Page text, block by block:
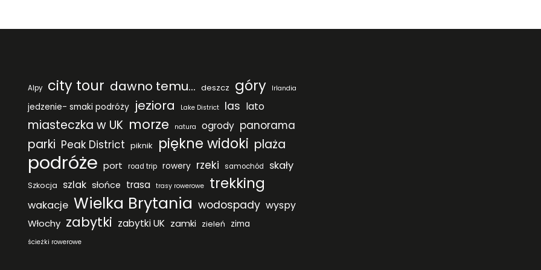
Alpy city tour dawno temu... deszcz góry Irlandia
jedzenie- smaki podróży jeziora Lake District las lato
miasteczka w UK morze natura ogrody panorama
parki Peak District piknik piękne widoki plaża
podróże port road trip rowery rzeki samochód skały
Szkocja szlak słońce trasa trasy rowerowe trekking
wakacje Wielka Brytania wodospady wyspy
Włochy zabytki zabytki UK zamki zieleń zima
ścieżki rowerowe